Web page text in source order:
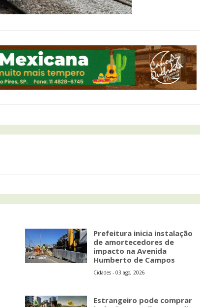
Prefeitura inicia instalação
de amortecedores de
impacto na Avenida
Humberto de Campos
Cidades - 03 ago, 2026
Estrangeiro pode comprar